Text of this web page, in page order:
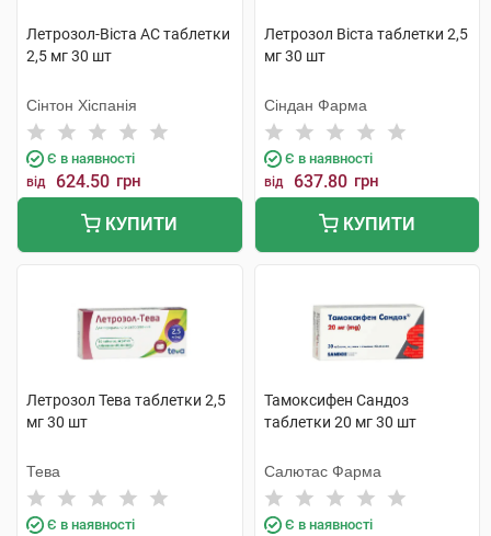
Летрозол-Віста АС таблетки
2,5 мг 30 шт
Сінтон Хіспанія
Є в наявності
від 624.50 грн
КУПИТИ
Летрозол Віста таблетки 2,5
мг 30 шт
Сіндан Фарма
Є в наявності
від 637.80 грн
КУПИТИ
Летрозол Тева таблетки 2,5
мг 30 шт
Тева
Є в наявності
Тамоксифен Сандоз
таблетки 20 мг 30 шт
Салютас Фарма
Є в наявності